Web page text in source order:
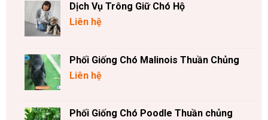
Dịch Vụ Trông Giữ Chó Hộ
Liên hệ
Phối Giống Chó Malinois Thuần Chủng
Liên hệ
Phối Giống Chó Poodle Thuần chủng